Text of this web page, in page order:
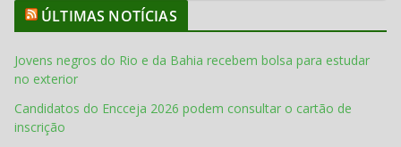
ÚLTIMAS NOTÍCIAS
Jovens negros do Rio e da Bahia recebem bolsa para estudar
no exterior
Candidatos do Encceja 2026 podem consultar o cartão de
inscrição